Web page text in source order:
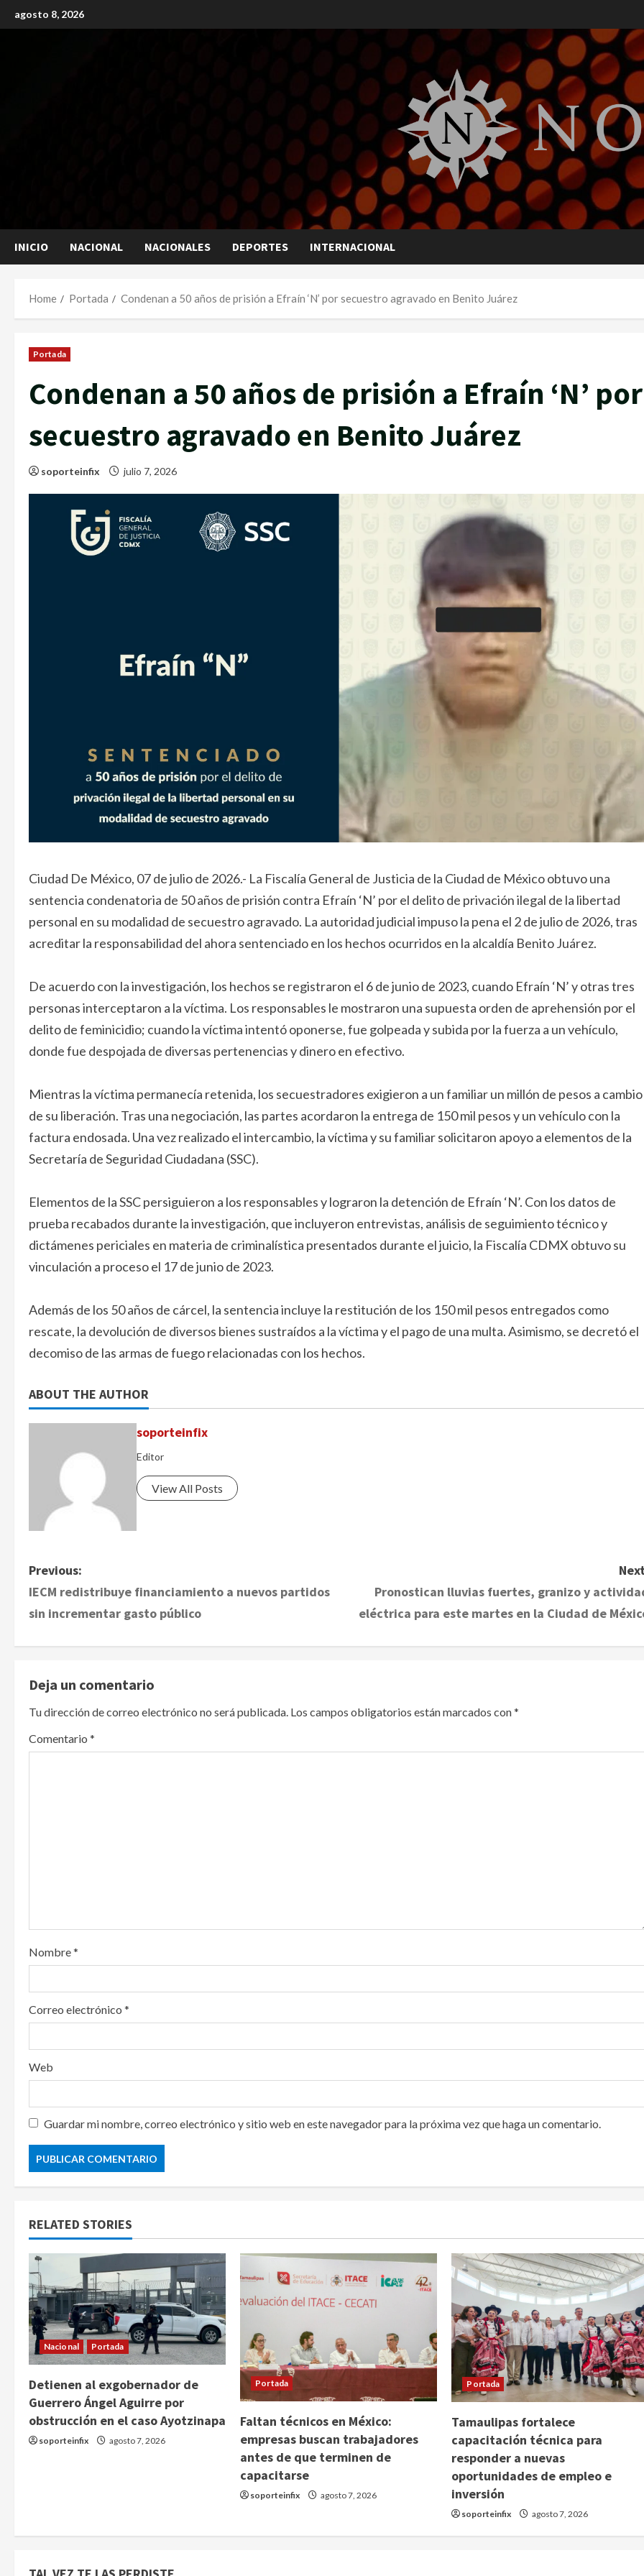
to
agosto 8, 2026
INICIO NACIONAL NACIONALES DEPORTES INTERNACIONAL
Home Portada Condenan a 50 años de prisión a Efraín ‘N’ por secuestro agravado en Benito Juárez
Portada
Condenan a 50 años de prisión a Efraín ‘N’ por
secuestro agravado en Benito Juárez
soporteinfix julio 7, 2026
Ciudad De México, 07 de julio de 2026.- La Fiscalía General de Justicia de la Ciudad de México obtuvo una
sentencia condenatoria de 50 años de prisión contra Efraín ‘N’ por el delito de privación ilegal de la libertad
personal en su modalidad de secuestro agravado. La autoridad judicial impuso la pena el 2 de julio de 2026, tras
acreditar la responsabilidad del ahora sentenciado en los hechos ocurridos en la alcaldía Benito Juárez.
De acuerdo con la investigación, los hechos se registraron el 6 de junio de 2023, cuando Efraín ‘N’ y otras tres
personas interceptaron a la víctima. Los responsables le mostraron una supuesta orden de aprehensión por el
delito de feminicidio; cuando la víctima intentó oponerse, fue golpeada y subida por la fuerza a un vehículo,
donde fue despojada de diversas pertenencias y dinero en efectivo.
Mientras la víctima permanecía retenida, los secuestradores exigieron a un familiar un millón de pesos a cambio
de su liberación. Tras una negociación, las partes acordaron la entrega de 150 mil pesos y un vehículo con la
factura endosada. Una vez realizado el intercambio, la víctima y su familiar solicitaron apoyo a elementos de la
Secretaría de Seguridad Ciudadana (SSC).
Elementos de la SSC persiguieron a los responsables y lograron la detención de Efraín ‘N’. Con los datos de
prueba recabados durante la investigación, que incluyeron entrevistas, análisis de seguimiento técnico y
dictámenes periciales en materia de criminalística presentados durante el juicio, la Fiscalía CDMX obtuvo su
vinculación a proceso el 17 de junio de 2023.
Además de los 50 años de cárcel, la sentencia incluye la restitución de los 150 mil pesos entregados como
rescate, la devolución de diversos bienes sustraídos a la víctima y el pago de una multa. Asimismo, se decretó el
decomiso de las armas de fuego relacionadas con los hechos.
ABOUT THE AUTHOR
soporteinfix
Editor
View All Posts
P
o
n
a
v
o
n
Previous:
IECM redistribuye financiamiento a nuevos partidos
sin incrementar gasto público
Pronostican lluvias fuertes, granizo y
eléctrica para este martes en la Ciudad de
Deja un comentario
Tu dirección de correo electrónico no será publicada. Los campos obligatorios están marcados con*
Comentario *
Nombre*
Correo electrónico *
Web
Guardar mi nombre, correo electrónico y sitio web en este navegador para la próxima vez que haga un comentario.
RELATED STORIES
Nacional Portada
Detienen al exgobernador de
Guerrero Ángel Aguirre por
obstrucción en el caso Ayotzinapa
soporteinfix agosto 7, 2026
Portada
Faltan técnicos en México:
empresas buscan trabajadores
antes de que terminen de
capacitarse
soporteinfix agosto 7, 2026
Portada
Tamaulipas fortalece
capacitación técnica para
responder a nuevas
oportunidades de empleo e
inversión
soporteinfix agosto 7, 2026